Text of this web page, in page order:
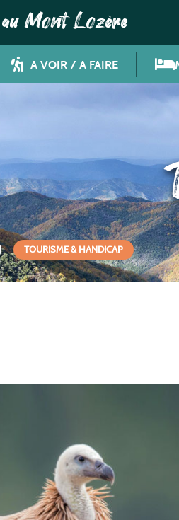
au Mont Lozère
A VOIR / A FAIRE
TOURISME & HANDICAP